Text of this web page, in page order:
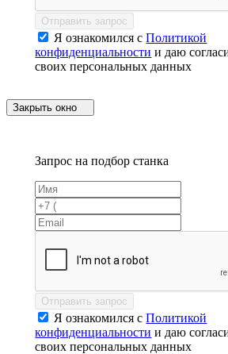
Отправить запрос
Я ознакомился сПолитикой
конфиденциальности и даю
своих персональных данных
Закрыть окно
Запрос на подбор станка
Отправить запрос
Я ознакомился сПолитикой
конфиденциальности и даю
своих персональных данных